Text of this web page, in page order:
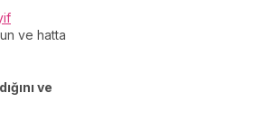
ve hatta
ve